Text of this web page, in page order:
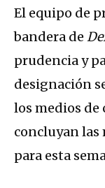
El equipo de
bandera de
prudencia y
designación
los medios
concluyan las
para esta